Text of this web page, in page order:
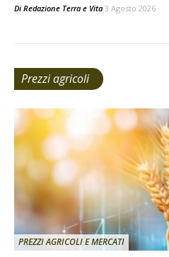
Di Redazione Terra e Vita 3 Agosto 2026
Prezzi agricoli
PREZZI AGRICOLI E MERCATI